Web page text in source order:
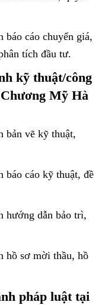
báo cáo chuyển giá,
tích đầu tư.
kỹ thuật/công
Mỹ Hà
bản vẽ kỹ thuật,
báo cáo kỹ thuật, đề
hướng dẫn bảo trì,
hồ sơ mời thầu, hồ
pháp luật tại